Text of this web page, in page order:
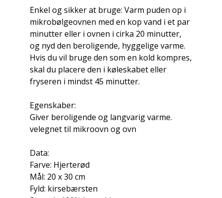
Enkel og sikker at bruge: Varm puden op i
mikrobølgeovnen med en kop vand i et par
minutter eller i ovnen i cirka 20 minutter,
og nyd den beroligende, hyggelige varme.
Hvis du vil bruge den som en kold kompres,
skal du placere den i køleskabet eller
fryseren i mindst 45 minutter.
Egenskaber:
Giver beroligende og langvarig varme.
velegnet til mikroovn og ovn
Data:
Farve: Hjerterød
Mål: 20 x 30 cm
Fyld: kirsebærsten